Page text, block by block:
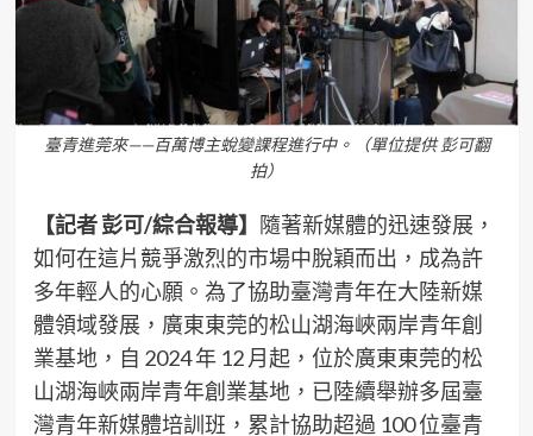
臺青進莞來——百萬博主蛻變課程進行中。（單位提供 彭可翻
拍）
【記者 彭可/綜合報導】
隨著新媒體的迅速發展，
如何在這片競爭激烈的市場中脫穎而出，成為許
多年輕人的心願。為了協助臺灣青年在大陸新媒
體領域發展，廣東東莞的松山湖海峽兩岸青年創
業基地，自 2024 年 12 月起，位於廣東東莞的松
山湖海峽兩岸青年創業基地，已陸續舉辦多屆臺
灣青年新媒體培訓班，累計協助超過 100 位臺青